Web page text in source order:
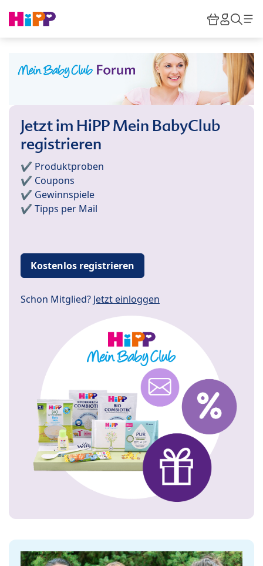
HiPP
Jetzt im HiPP Mein BabyClub
registrieren
✔️ Produktproben
✔️ Coupons
✔️ Gewinnspiele
✔️ Tipps per Mail
Kostenlos registrieren
Schon Mitglied? Jetzt einloggen